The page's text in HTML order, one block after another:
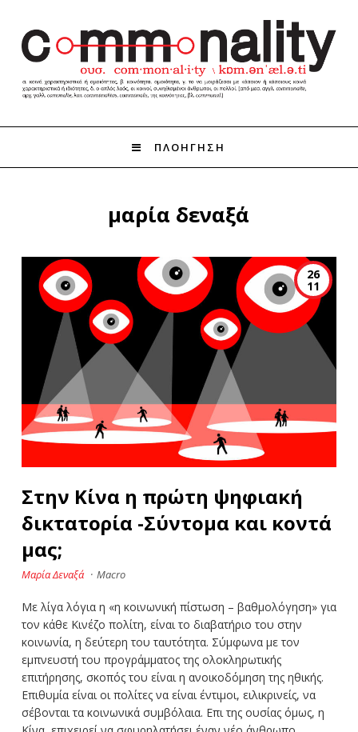
ΠΛΟΗΓΗΣΗ
μαρία δεναξά
26
11
Στην Κίνα η πρώτη ψηφιακή
δικτατορία -Σύντομα και κοντά
μας;
Μαρία Δεναξά · Macro
Με λίγα λόγια η «η κοινωνική πίστωση – βαθμολόγηση» για
τον κάθε Κινέζο πολίτη, είναι το διαβατήριο του στην
κοινωνία, η δεύτερη του ταυτότητα. Σύμφωνα με τον
εμπνευστή του προγράμματος της ολοκληρωτικής
επιτήρησης, σκοπός του είναι η ανοικοδόμηση της ηθικής.
Επιθυμία είναι οι πολίτες να είναι έντιμοι, ειλικρινείς, να
σέβονται τα κοινωνικά συμβόλαια. Επι της ουσίας όμως, η